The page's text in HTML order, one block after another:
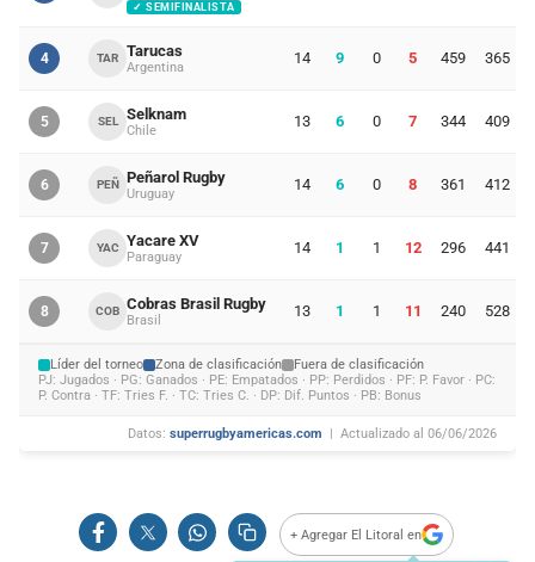
✓ SEMIFINALISTA
4 TAR Tarucas
Argentina
14 9 0 5 459 365
5 SEL Selknam
Chile
13 6 0 7 344 409
6 PEÑ Peñarol Rugby
Uruguay
14 6 0 8 361 412
7 YAC Yacare XV
Paraguay
14 1 1 12 296 441
8 COB Cobras Brasil Rugby
Brasil
13 1 1 11 240 528
Líder del torneo Zona de clasificación
Fuera de clasificación
PJ: Jugados · PG: Ganados · PE: Empatados · PP: Perdidos · PF: P. Favor · PC:
P. Contra · TF: Tries F. · TC: Tries C. · DP: Dif. Puntos · PB: Bonus
Datos: superrugbyamericas.com | Actualizado al 06/06/2026
+ Agregar El Litoral en